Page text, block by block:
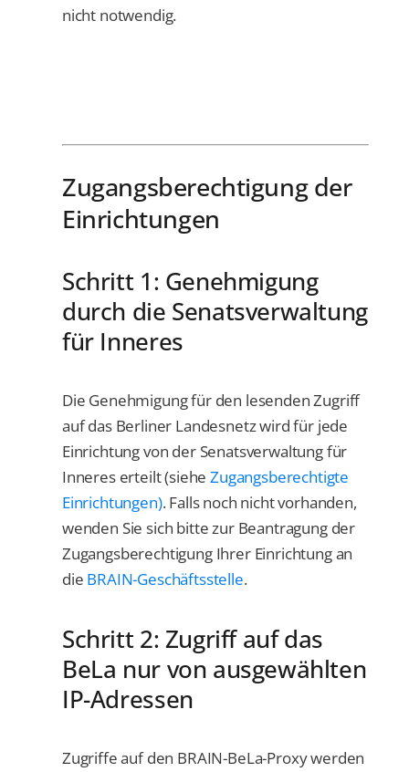
nicht notwendig.
Zugangsberechtigung der
Einrichtungen
Schritt 1: Genehmigung
durch die Senatsverwaltung
für Inneres
Die Genehmigung für den lesenden Zugriff
auf das Berliner Landesnetz wird für jede
Einrichtung von der Senatsverwaltung für
Inneres erteilt (sieheZugangsberechtigte
Einrichtungen). Falls noch nicht vorhanden,
wenden Sie sich bitte zur Beantragung der
Zugangsberechtigung Ihrer Einrichtung an
die BRAIN-Geschäftsstelle.
Schritt 2: Zugriff auf das
BeLa nur von ausgewählten
IP-Adressen
Zugriffe auf den BRAIN-BeLa-Proxy werden